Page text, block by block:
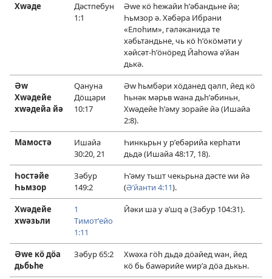
Хԝәде
Дәстпебун
1:1
Әԝе кӧ һежайи һʹәбандьне йә;
Һьмзор ә. Хәбәра Ибрани
«Елоһим», гәләканида те
хәбьтандьне, чь кӧ һʹӧкӧмәти у
хәйсәт-һʹӧнӧред Йаһоԝа әʹйан
дькә.
Әԝ
Хԝәдейе
хԝәдейа йә
Ԛануна
Дӧщари
10:17
Әԝ һьмбәри хӧданед ԛәлп, йед кӧ
һьнәк мәрьв ԝана дьһʹәбиньн,
Хԝәдейе һʹәму зорайе йә (Ишайа
2:8).
Мамостә
Ишайа
30:20, 21
Һинкьрьн у рʹебәрийа керһати
дьдә (Ишайа 48:17, 18).
Һостәйе
Һьмзор
Зәбур
149:2
Һʹәму тьшт чекьрьна дәсте ԝи йә
(Әʹйанти 4:11).
Хԝәдейе
хԝәзьли
1
Тимотʹейо
1:11
Йәки ша у әʹшԛ ә (Зәбур 104:31).
Әԝе кӧ дӧа
дьбьһе
Зәбур 65:2
Хԝәха гӧһ дьдә дӧайед ԝан, йед
кӧ бь баԝәрийе ԝирʹа дӧа дькьн.